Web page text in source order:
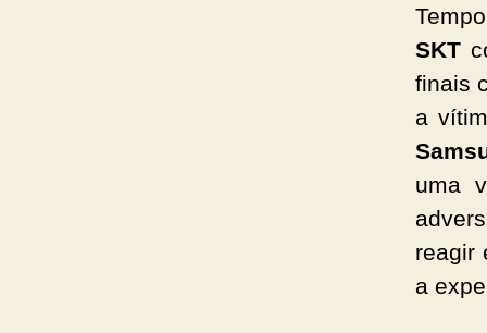
SKT
finais
a
uma
reagir
a